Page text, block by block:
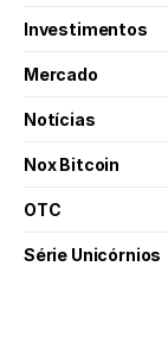
Investimentos
Mercado
Notícias
Nox Bitcoin
OTC
Série Unicórnios